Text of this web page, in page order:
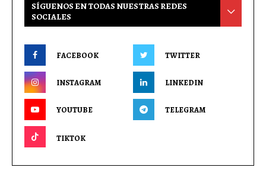
SÍGUENOS EN TODAS NUESTRAS REDES
SOCIALES
FACEBOOK TWITTER
INSTAGRAM LINKEDIN
YOUTUBE TELEGRAM
TIKTOK